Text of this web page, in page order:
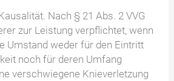
Nach § 21 Abs. 2 VVG
zur Leistung verpflichtet, wenn
Umstand weder für den Eintritt
noch für deren Umfang
verschwiegene Knieverletzung